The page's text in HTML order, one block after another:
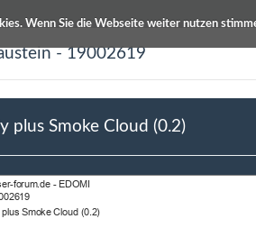
Wenn Sie die Webseite weiter nutzen
- 19002619
plus Smoke Cloud (0.2)